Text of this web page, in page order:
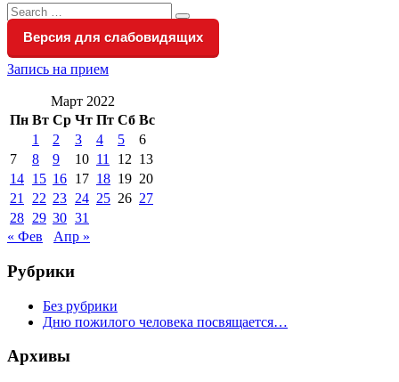
Search
for:
Search
Версия для слабовидящих
Запись на прием
Март 2022
Пн Вт Ср Чт Пт Сб Вс
1
2 3 4 5
6
7
8 9 10 11 12 13
14 15 16 17 18 19 20
21
22 23 24 25 26 27
28 29 30 31
« Фев
Апр »
Рубрики
Без рубрики
Дню пожилого человека посвящается…
Архивы